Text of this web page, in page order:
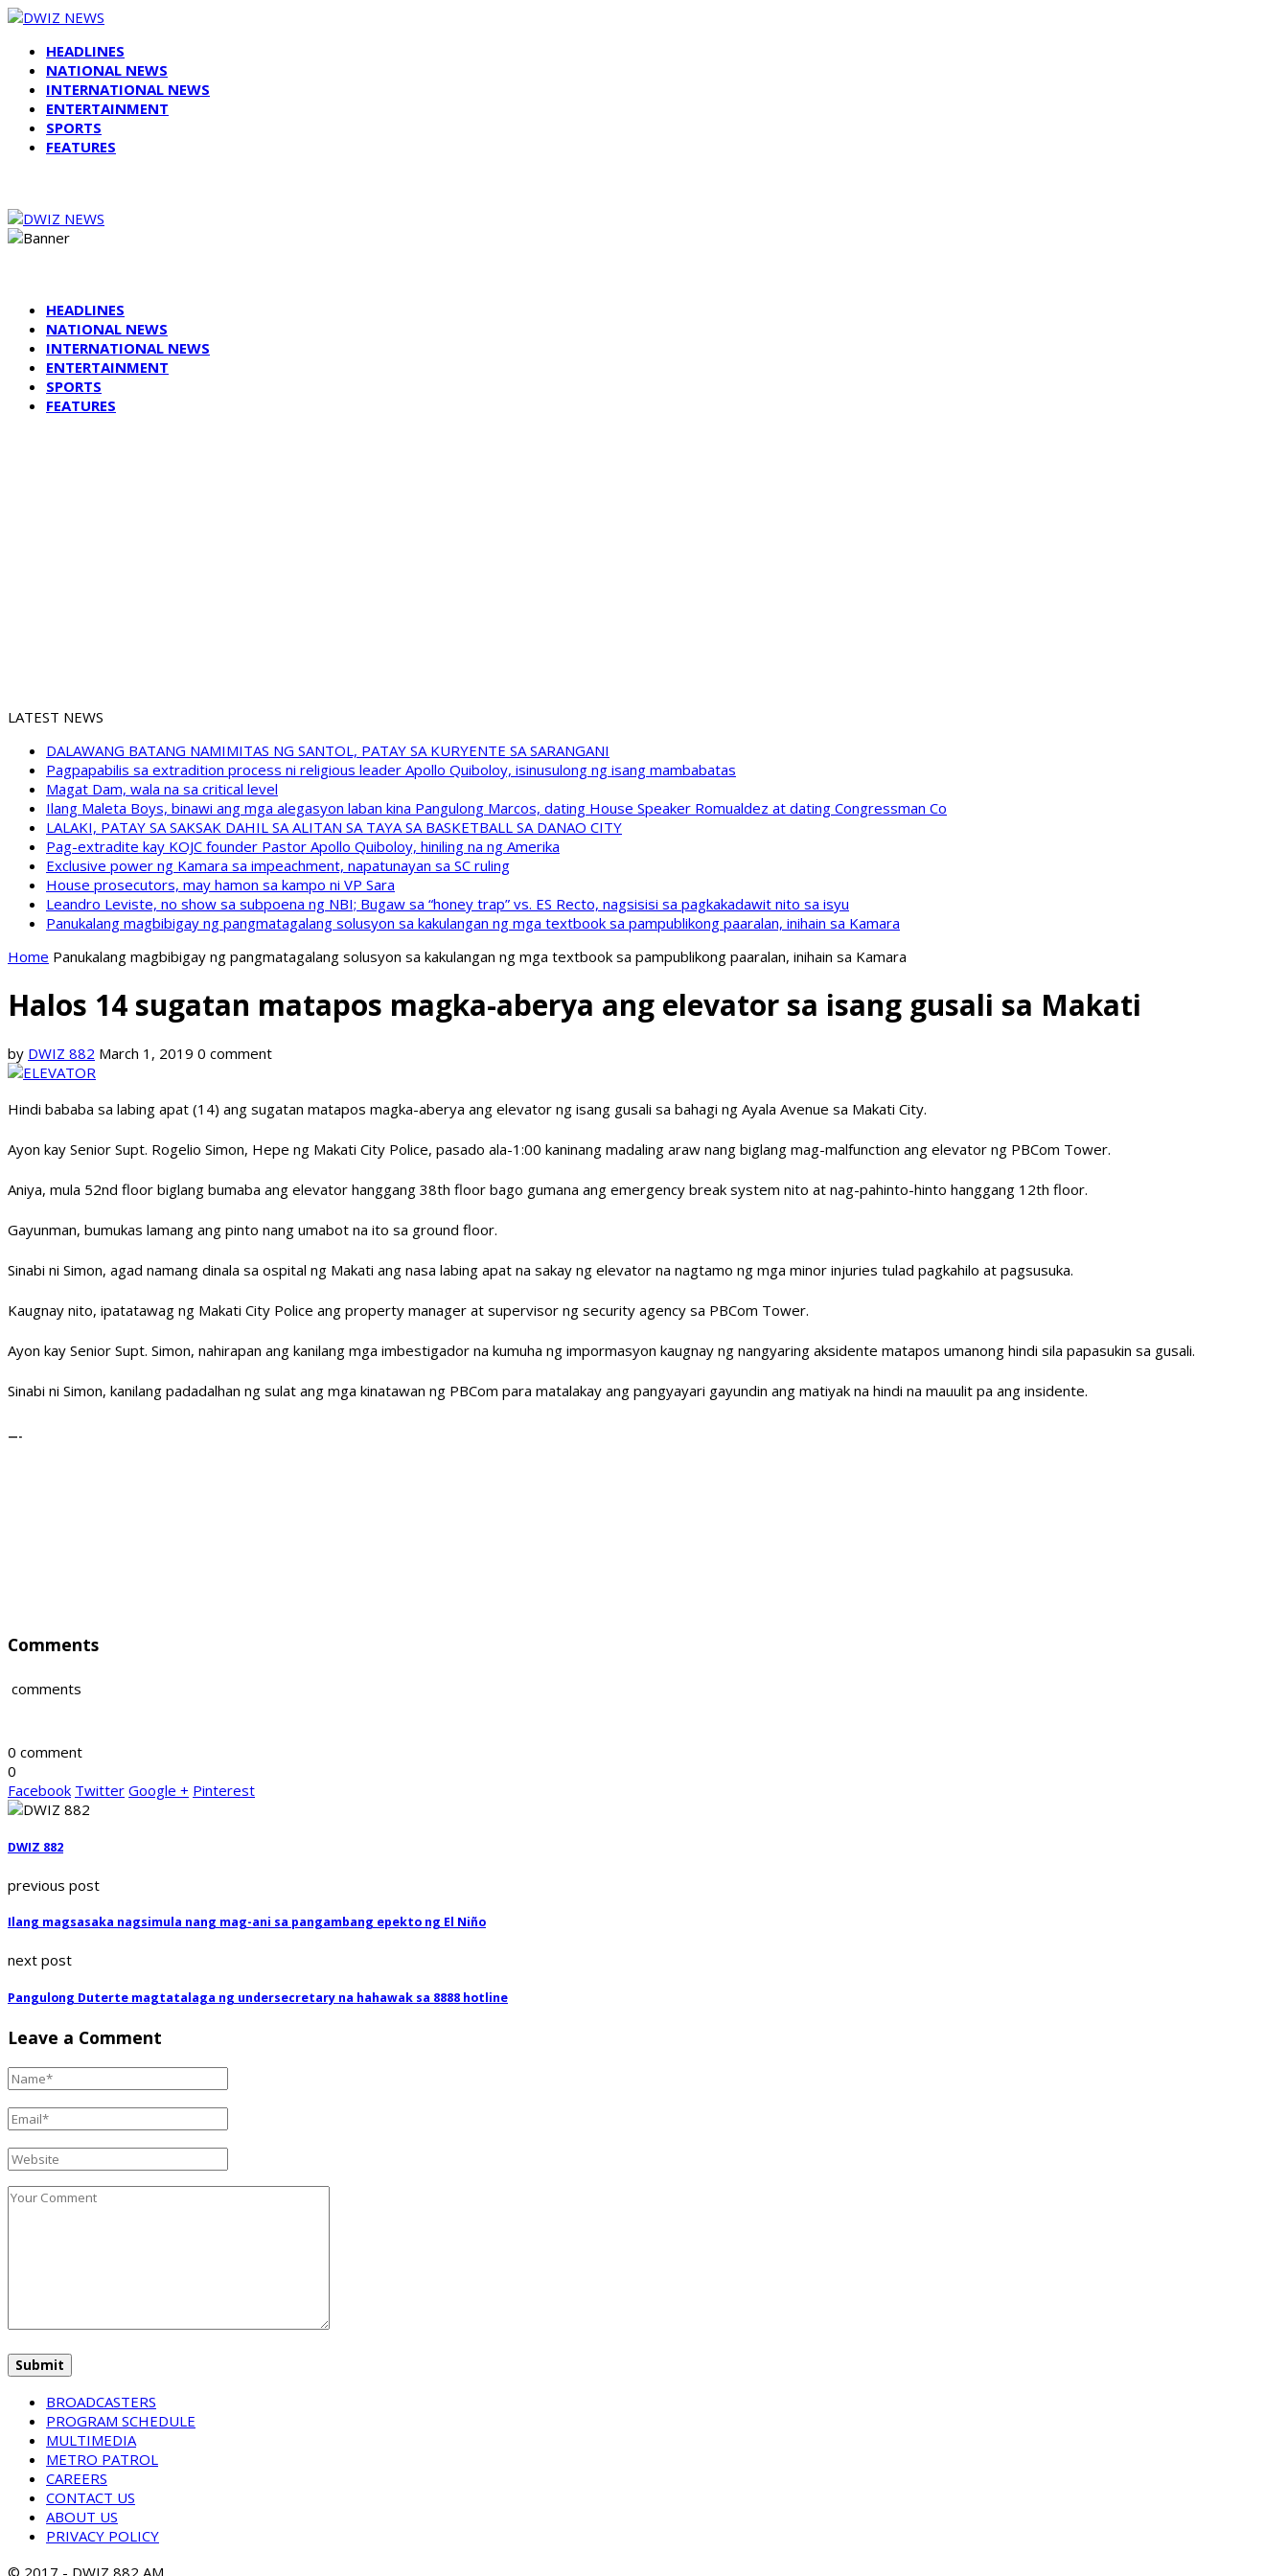
HEADLINES
NATIONAL NEWS
INTERNATIONAL NEWS
ENTERTAINMENT
SPORTS
FEATURES
HEADLINES
NATIONAL NEWS
INTERNATIONAL NEWS
ENTERTAINMENT
SPORTS
FEATURES
LATEST NEWS
DALAWANG BATANG NAMIMITAS NG SANTOL, PATAY SA KURYENTE SA SARANGANI
Pagpapabilis sa extradition process ni religious leader Apollo Quiboloy, isinusulong ng isang mambabatas
Magat Dam, wala na sa critical level
Ilang Maleta Boys, binawi ang mga alegasyon laban kina Pangulong Marcos, dating House Speaker Romualdez at dating Congressman Co
LALAKI, PATAY SA SAKSAK DAHIL SA ALITAN SA TAYA SA BASKETBALL SA DANAO CITY
Pag-extradite kay KOJC founder Pastor Apollo Quiboloy, hiniling na ng Amerika
Exclusive power ng Kamara sa impeachment, napatunayan sa SC ruling
House prosecutors, may hamon sa kampo ni VP Sara
Leandro Leviste, no show sa subpoena ng NBI; Bugaw sa “honey trap” vs. ES Recto, nagsisisi sa pagkakadawit nito sa isyu
Panukalang magbibigay ng pangmatagalang solusyon sa kakulangan ng mga textbook sa pampublikong paaralan, inihain sa Kamara
Home Panukalang magbibigay ng pangmatagalang solusyon sa kakulangan ng mga textbook sa pampublikong paaralan, inihain sa Kamara
Halos 14 sugatan matapos magka-aberya ang elevator sa isang gusali sa Makati
by DWIZ 882 March 1, 2019 0 comment
Hindi bababa sa labing apat (14) ang sugatan matapos magka-aberya ang elevator ng isang gusali sa bahagi ng Ayala Avenue sa Makati City.
Ayon kay Senior Supt. Rogelio Simon, Hepe ng Makati City Police, pasado ala-1:00 kaninang madaling araw nang biglang mag-malfunction ang elevator ng PBCom Tower.
Aniya, mula 52nd floor biglang bumaba ang elevator hanggang 38th floor bago gumana ang emergency break system nito at nag-pahinto-hinto hanggang 12th floor.
Gayunman, bumukas lamang ang pinto nang umabot na ito sa ground floor.
Sinabi ni Simon, agad namang dinala sa ospital ng Makati ang nasa labing apat na sakay ng elevator na nagtamo ng mga minor injuries tulad pagkahilo at pagsusuka.
Kaugnay nito, ipatatawag ng Makati City Police ang property manager at supervisor ng security agency sa PBCom Tower.
Ayon kay Senior Supt. Simon, nahirapan ang kanilang mga imbestigador na kumuha ng impormasyon kaugnay ng nangyaring aksidente matapos umanong hindi sila papasukin sa gusali.
Sinabi ni Simon, kanilang padadalhan ng sulat ang mga kinatawan ng PBCom para matalakay ang pangyayari gayundin ang matiyak na hindi na mauulit pa ang insidente.
—-
Comments
comments
0 comment
0
Facebook Twitter Google + Pinterest
DWIZ 882
previous post
Ilang magsasaka nagsimula nang mag-ani sa pangambang epekto ng El Niño
next post
Pangulong Duterte magtatalaga ng undersecretary na hahawak sa 8888 hotline
Leave a Comment
BROADCASTERS
PROGRAM SCHEDULE
MULTIMEDIA
METRO PATROL
CAREERS
CONTACT US
ABOUT US
PRIVACY POLICY